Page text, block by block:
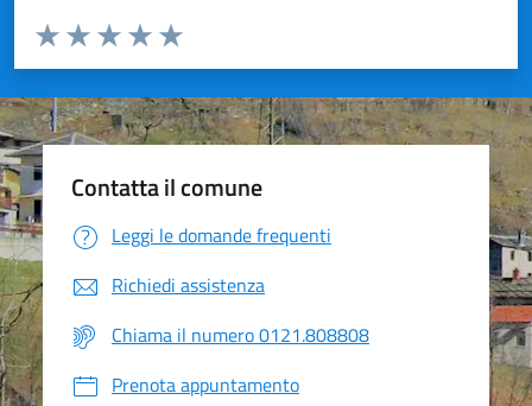
Valuta da 1 a 5 stelle la pagina
Valuta 5 stelle su 5
Valuta 4 stelle su 5
Valuta 3 stelle su 5
Valuta 2 stelle su 5
Valuta 1 stelle su 5
Contatta il comune
Leggi le domande frequenti
Richiedi assistenza
Chiama il numero 0121.808808
Prenota appuntamento